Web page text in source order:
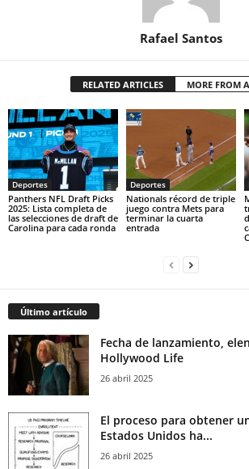
Rafael Santos
RELATED ARTICLES MORE FROM
Deportes
Panthers NFL Draft Picks
2025: Lista completa de
las selecciones de draft de
Carolina para cada ronda
Deportes
Nationals récord de triple
juego contra Mets para
terminar la cuarta
entrada
Último artículo
Fecha de lanzamiento,
Hollywood Life
26 abril 2025
El proceso para obtener
Estados Unidos ha...
26 abril 2025